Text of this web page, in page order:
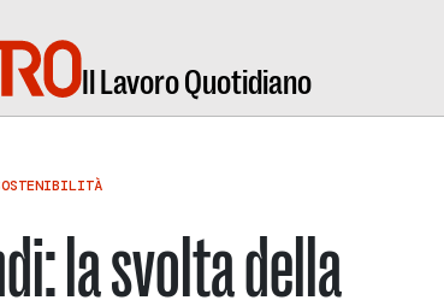
Il Lavoro Quotidiano
la svolta della